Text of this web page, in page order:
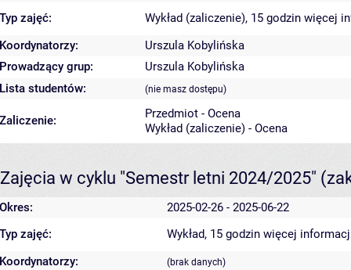
Typ zajęć:
Wykład (zaliczenie), 15 godzin więcej
Koordynatorzy:
Urszula Kobylińska
Prowadzący grup:
Urszula Kobylińska
Lista studentów:
(nie masz dostępu)
Zaliczenie:
Przedmiot - Ocena
Wykład (zaliczenie) - Ocena
Zajęcia w cyklu "Semestr letni 2024/2025"
Okres:
2025-02-26 - 2025-06-22
Typ zajęć:
Wykład, 15 godzin więcej
Koordynatorzy:
(brak danych)